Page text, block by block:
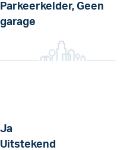
Parkeerkelder, Geen
garage
Ja
Uitstekend